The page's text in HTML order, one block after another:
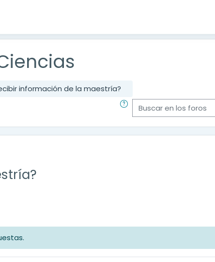
información de la maestría?
Buscar en los foros